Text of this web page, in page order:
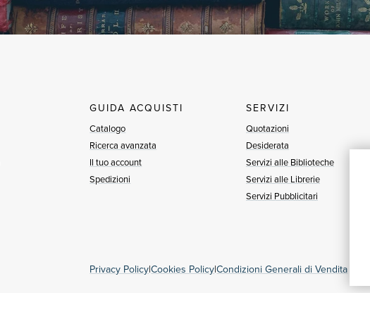
GUIDA ACQUISTI
Catalogo
Ricerca avanzata
Il tuo account
Spedizioni
SERVIZI
Quotazioni
Desiderata
Servizi alle Biblioteche
Servizi alle Librerie
Servizi Pubblicitari
Privacy Policy|Cookies Policy|Condizioni Generali di Vendita